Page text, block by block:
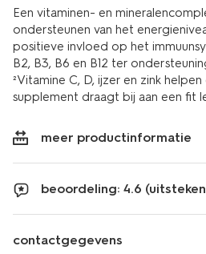
Een vitaminen- en
ondersteunen van het
positieve invloed op het
B2, B3, B6 en B12 ter
²Vitamine C, D, ijzer en zink
supplement draagt bij aan een fit
meer productinformatie
beoordeling: 4.6
contactgegevens